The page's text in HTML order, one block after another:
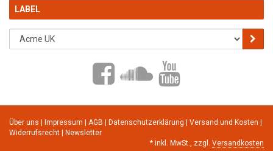
LABEL
Über uns Impressum AGB Datenschutzerklärung Versand und Kosten
Widerrufsrecht
Newsletter
* inkl. MwSt., zzgl. Versandkosten